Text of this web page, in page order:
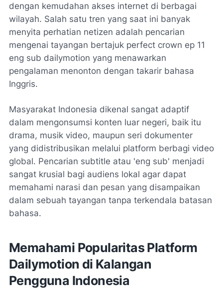
dengan kemudahan akses internet di berbagai
wilayah. Salah satu tren yang saat ini banyak
menyita perhatian netizen adalah pencarian
mengenai tayangan bertajuk perfect crown ep 11
eng sub dailymotion yang menawarkan
pengalaman menonton dengan takarir bahasa
Inggris.
Masyarakat Indonesia dikenal sangat adaptif
dalam mengonsumsi konten luar negeri, baik itu
drama, musik video, maupun seri dokumenter
yang didistribusikan melalui platform berbagi video
global. Pencarian subtitle atau 'eng sub' menjadi
sangat krusial bagi audiens lokal agar dapat
memahami narasi dan pesan yang disampaikan
dalam sebuah tayangan tanpa terkendala batasan
bahasa.
Memahami Popularitas Platform
Dailymotion di Kalangan
Pengguna Indonesia